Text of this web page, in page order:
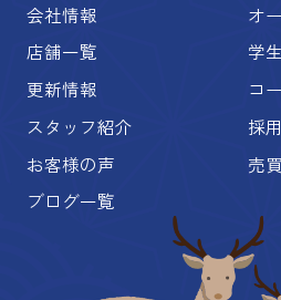
会社情報
店舗一覧
更新情報
スタッフ紹介
お客様の声
ブログ一覧
オ
学
コ
採
売